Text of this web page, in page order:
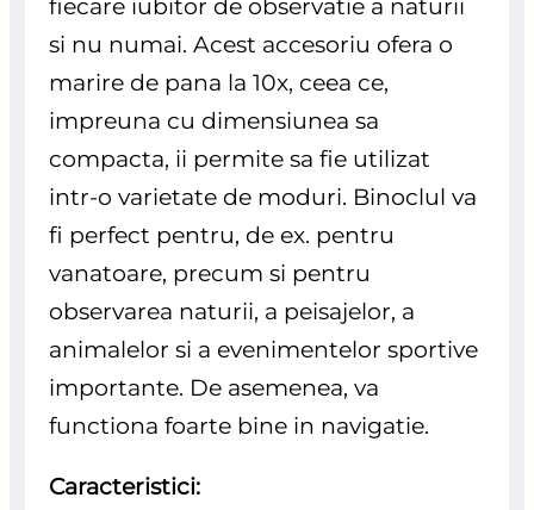
si nu numai. Acest accesoriu ofera o
marire de pana la 10x, ceea ce,
impreuna cu dimensiunea sa
compacta, ii permite sa fie utilizat
intr-o varietate de moduri. Binoclul va
fi perfect pentru, de ex. pentru
vanatoare, precum si pentru
observarea naturii, a peisajelor, a
animalelor si a evenimentelor sportive
importante. De asemenea, va
functiona foarte bine in navigatie.
Caracteristici: